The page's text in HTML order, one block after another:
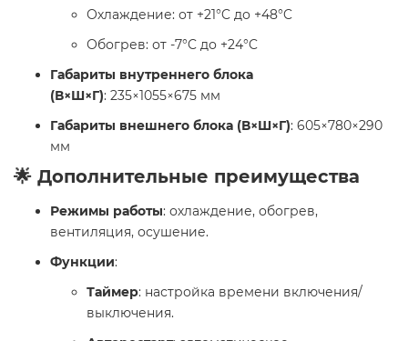
Охлаждение: от +21°C до +48°C
Обогрев: от -7°C до +24°C
Габариты внутреннего блока
(В×Ш×Г): 235×1055×675 мм
Габариты внешнего блока (В×Ш×Г): 605×780×290
мм
🌟 Дополнительные преимущества
Режимы работы: охлаждение, обогрев,
вентиляция, осушение.
Функции:
Таймер: настройка времени включения/
выключения.